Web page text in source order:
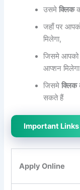
उसमेक्लिक
जहाँ पर
मिलेगा,
जिसमे
आप्शन
जिसमेक्लिक
सकते हैं
Important Links
Apply Online